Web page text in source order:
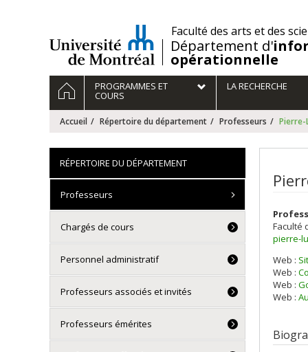
/Faculté des arts et des
Département d'
opérationnelle
Navigation
principale
ACCUEILPROGRAMMES ET
COURS
LA RECHERCHE
Accueil Répertoire du département Professeurs Pierre-
Faculté
pierre-
Web :
Web :
Web :
Web :
RÉPERTOIRE DU DÉPARTEMENT
Professeurs
Chargés de cours
Personnel administratif
Professeurs associés et invités
Professeurs émérites